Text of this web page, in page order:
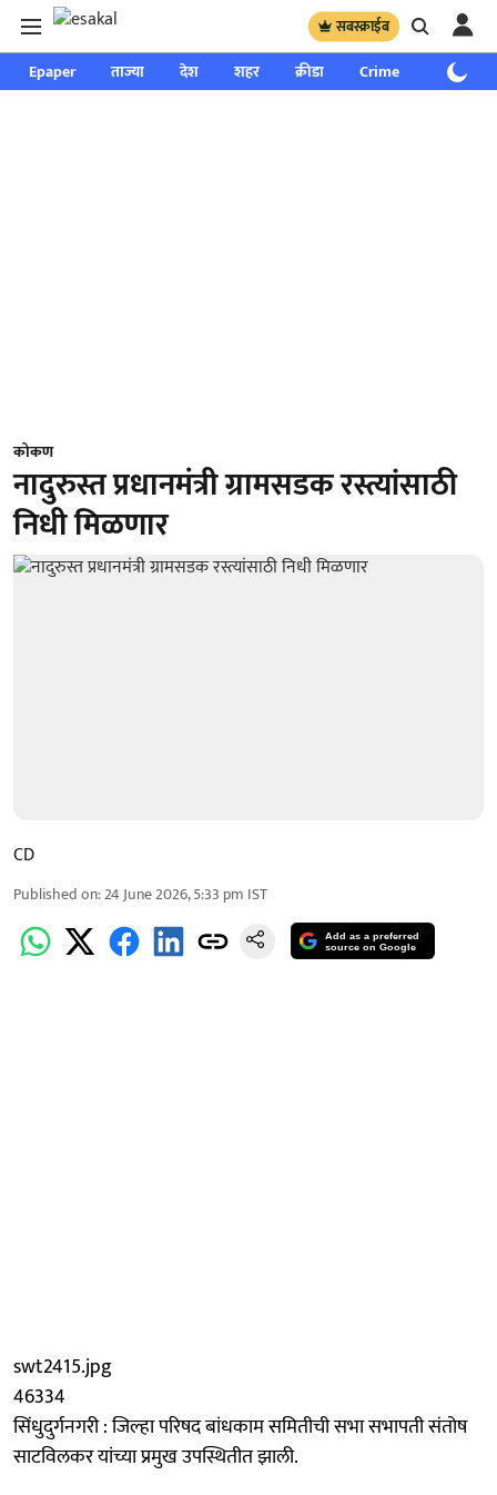
सबस्क्राईब
Epaper ताज्या देश शहर क्रीडा Crime साप्ताहिक
कोकण
नादुरुस्त प्रधानमंत्री ग्रामसडक रस्त्यांसाठी
निधी मिळणार
CD
Published on:24 June 2026, 5:33 pm IST
Add as a preferred
source on Google
swt2415.jpg
46334
सिंधुदुर्गनगरी : जिल्हा परिषद बांधकाम समितीची सभा सभापती संतोष
साटविलकर यांच्या प्रमुख उपस्थितीत झाली.